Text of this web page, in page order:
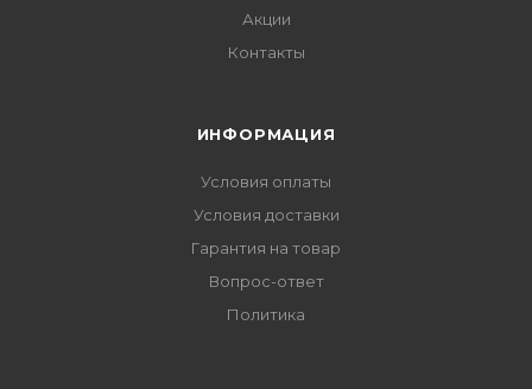
Акции
Контакты
ИНФОРМАЦИЯ
Условия оплаты
Условия доставки
Гарантия на товар
Вопрос-ответ
Политика